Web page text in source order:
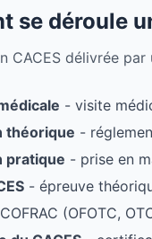
se déroule
CACES délivrée
- visite
théorique -
pratique - prise en
- épreuve
(OFOTC,